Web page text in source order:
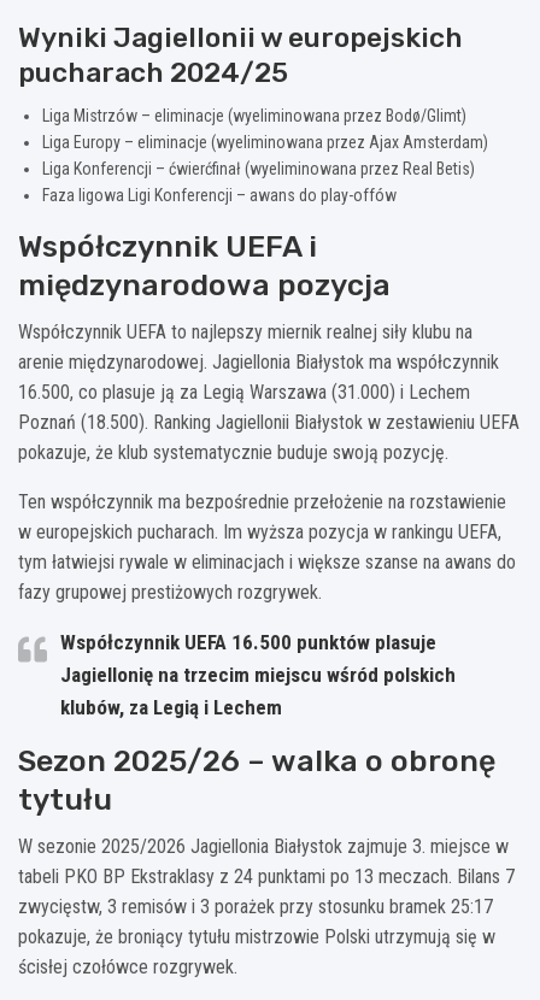
Wyniki Jagiellonii w europejskich
pucharach 2024/25
Liga Mistrzów – eliminacje (wyeliminowana przez Bodø/Glimt)
Liga Europy – eliminacje (wyeliminowana przez Ajax Amsterdam)
Liga Konferencji – ćwierćfinał (wyeliminowana przez Real Betis)
Faza ligowa Ligi Konferencji – awans do play-offów
Współczynnik UEFA i
międzynarodowa pozycja
Współczynnik UEFA to najlepszy miernik realnej siły klubu na
arenie międzynarodowej. Jagiellonia Białystok ma współczynnik
16.500, co plasuje ją za Legią Warszawa (31.000) i Lechem
Poznań (18.500). Ranking Jagiellonii Białystok w zestawieniu UEFA
pokazuje, że klub systematycznie buduje swoją pozycję.
Ten współczynnik ma bezpośrednie przełożenie na rozstawienie
w europejskich pucharach. Im wyższa pozycja w rankingu UEFA,
tym łatwiejsi rywale w eliminacjach i większe szanse na awans do
fazy grupowej prestiżowych rozgrywek.
Współczynnik UEFA 16.500 punktów plasuje
Jagiellonię na trzecim miejscu wśród polskich
klubów, za Legią i Lechem
Sezon 2025/26 – walka o obronę
tytułu
W sezonie 2025/2026 Jagiellonia Białystok zajmuje 3. miejsce w
tabeli PKO BP Ekstraklasy z 24 punktami po 13 meczach. Bilans 7
zwycięstw, 3 remisów i 3 porażek przy stosunku bramek 25:17
pokazuje, że broniący tytułu mistrzowie Polski utrzymują się w
ścisłej czołówce rozgrywek.